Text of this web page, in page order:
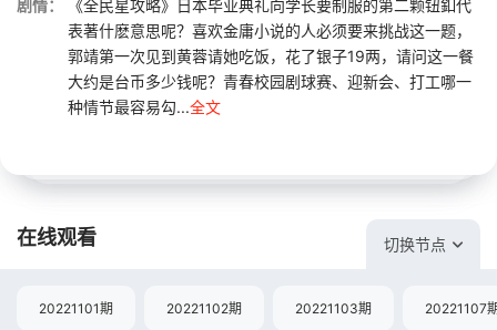
剧情：
《全民星攻略》日本毕业典礼向学长要制服的第二颗钮釦代
表著什麽意思呢？喜欢金庸小说的人必须要来挑战这一题，
郭靖第一次见到黄蓉请她吃饭，花了银子19两，请问这一餐
大约是台币多少钱呢？青春校园剧球赛、迎新会、打工哪一
种情节最容易勾...全文
在线观看 切换节点
20221101期 20221102期 20221103期 20221107